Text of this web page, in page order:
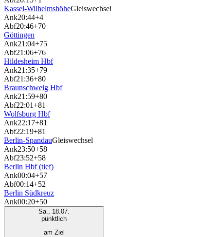
Kassel-WilhelmshöheGleiswechsel
Ank20:44+4
Abf20:46+70
Göttingen
Ank21:04+75
Abf21:06+76
Hildesheim Hbf
Ank21:35+79
Abf21:36+80
Braunschweig Hbf
Ank21:59+80
Abf22:01+81
Wolfsburg Hbf
Ank22:17+81
Abf22:19+81
Berlin-SpandauGleiswechsel
Ank23:50+58
Abf23:52+58
Berlin Hbf (tief)
Ank00:04+57
Abf00:14+52
Berlin Südkreuz
Ank00:20+50
Sa., 18.07.
pünktlich
am Ziel